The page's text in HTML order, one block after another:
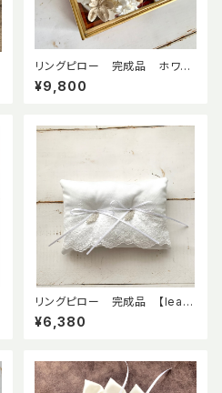
リングピロー 完成品 ホワイ
トブーケ (ガラスケース入り)
¥9,800
リングピロー 完成品 【leaf】
リーフ プラチナカラー 幅広
レース
¥6,380